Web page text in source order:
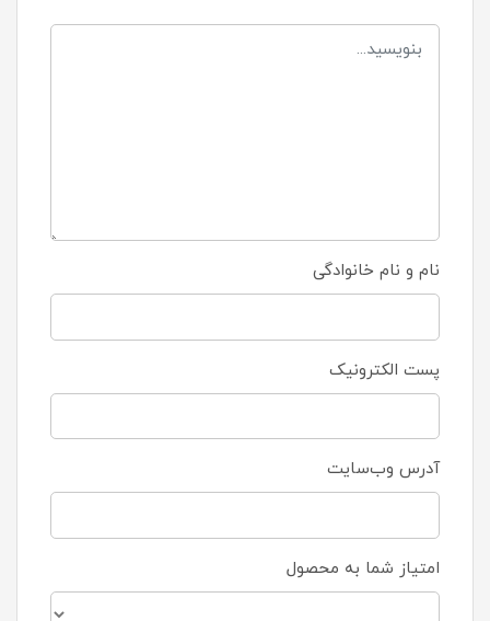
نام و نام خانوادگی
پست الکترونیک
آدرس وب‌سایت
امتیاز شما به محصول